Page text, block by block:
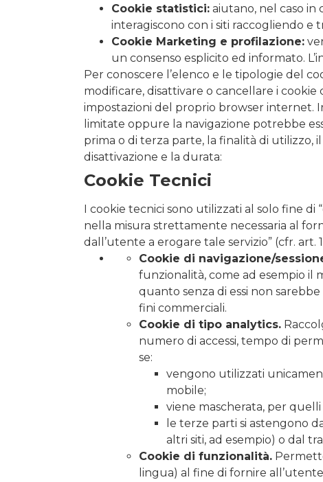
Cookie statistici: aiutano, nel caso in
interagiscono con i siti raccogliendo e
Cookie Marketing e profilazione:
un consenso esplicito ed informato.
Per conoscere l’elenco e le tipologie del
modificare, disattivare o cancellare i cookie
impostazioni del proprio browser internet.
limitate oppure la navigazione potrebbe
prima o di terza parte, la finalità di
disattivazione e la durata:
Cookie Tecnici
I cookie tecnici sono utilizzati al solo fine
nella misura strettamente necessaria al
dall’utente a erogare tale servizio” (cfr.
Cookie di navigazione/
funzionalità, come ad esempio il
quanto senza di essi non
fini commerciali.
Cookie di tipo analytics.
numero di accessi, tempo di
se:
vengono utilizzati
mobile;
viene mascherata, per
le terze parti si astengono
altri siti, ad esempio) o dal
Cookie di funzionalità.
lingua) al fine di fornire